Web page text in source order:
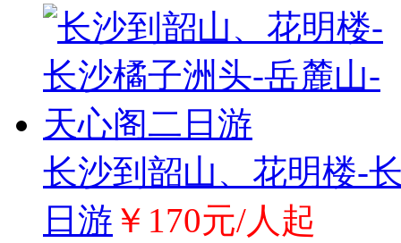
长沙到韶山、花明楼-
日游 ￥170元/人起